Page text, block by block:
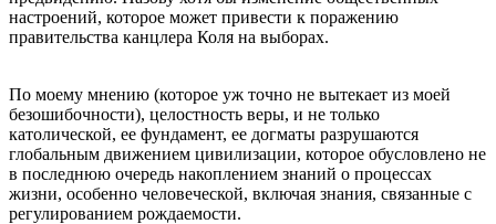
настроений, которое может привести к поражению
правительства канцлера Коля на выборах.
По моему мнению (которое уж точно не вытекает из моей
безошибочности), целостность веры, и не только
католической, ее фундамент, ее догматы разрушаются
глобальным движением цивилизации, которое обусловлено не
в последнюю очередь накоплением знаний о процессах
жизни, особенно человеческой, включая знания, связанные с
регулированием рождаемости.